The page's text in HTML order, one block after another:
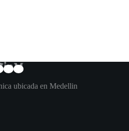
ubicada en Medellin